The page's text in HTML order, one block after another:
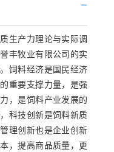
生产力理论与实际调
丰牧业有限公司的实
饲料经济是国民经济
重要支撑力量，是强
，是饲料产业发展的
科技创新是饲料新质
理创新也是企业创新
，提高商品质量，更